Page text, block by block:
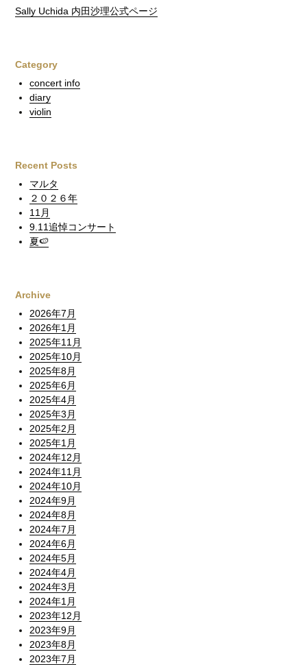
Sally Uchida 内田沙理公式ページ
Category
concert info
diary
violin
Recent Posts
マルタ
２０２６年
11月
9.11追悼コンサート
夏🍉
Archive
2026年7月
2026年1月
2025年11月
2025年10月
2025年8月
2025年6月
2025年4月
2025年3月
2025年2月
2025年1月
2024年12月
2024年11月
2024年10月
2024年9月
2024年8月
2024年7月
2024年6月
2024年5月
2024年4月
2024年3月
2024年1月
2023年12月
2023年9月
2023年8月
2023年7月